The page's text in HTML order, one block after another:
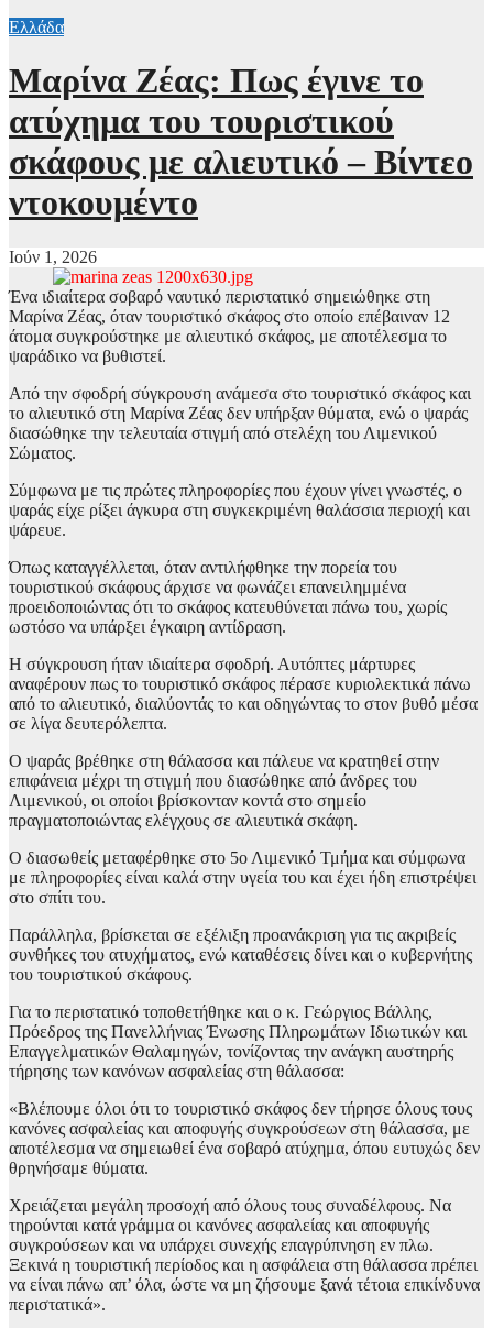
Ελλάδα
Μαρίνα Ζέας: Πως έγινε το
ατύχημα του τουριστικού
σκάφους με αλιευτικό – Βίντεο
ντοκουμέντο
Ιούν 1, 2026
Ένα ιδιαίτερα σοβαρό ναυτικό περιστατικό σημειώθηκε στη
Μαρίνα Ζέας, όταν τουριστικό σκάφος στο οποίο επέβαιναν 12
άτομα συγκρούστηκε με αλιευτικό σκάφος, με αποτέλεσμα το
ψαράδικο να βυθιστεί.
Από την σφοδρή σύγκρουση ανάμεσα στο τουριστικό σκάφος και
το αλιευτικό στη Μαρίνα Ζέας δεν υπήρξαν θύματα, ενώ ο ψαράς
διασώθηκε την τελευταία στιγμή από στελέχη του Λιμενικού
Σώματος.
Σύμφωνα με τις πρώτες πληροφορίες που έχουν γίνει γνωστές, ο
ψαράς είχε ρίξει άγκυρα στη συγκεκριμένη θαλάσσια περιοχή και
ψάρευε.
Όπως καταγγέλλεται, όταν αντιλήφθηκε την πορεία του
τουριστικού σκάφους άρχισε να φωνάζει επανειλημμένα
προειδοποιώντας ότι το σκάφος κατευθύνεται πάνω του, χωρίς
ωστόσο να υπάρξει έγκαιρη αντίδραση.
Η σύγκρουση ήταν ιδιαίτερα σφοδρή. Αυτόπτες μάρτυρες
αναφέρουν πως το τουριστικό σκάφος πέρασε κυριολεκτικά πάνω
από το αλιευτικό, διαλύοντάς το και οδηγώντας το στον βυθό μέσα
σε λίγα δευτερόλεπτα.
Ο ψαράς βρέθηκε στη θάλασσα και πάλευε να κρατηθεί στην
επιφάνεια μέχρι τη στιγμή που διασώθηκε από άνδρες του
Λιμενικού, οι οποίοι βρίσκονταν κοντά στο σημείο
πραγματοποιώντας ελέγχους σε αλιευτικά σκάφη.
Ο διασωθείς μεταφέρθηκε στο 5ο Λιμενικό Τμήμα και σύμφωνα
με πληροφορίες είναι καλά στην υγεία του και έχει ήδη επιστρέψει
στο σπίτι του.
Παράλληλα, βρίσκεται σε εξέλιξη προανάκριση για τις ακριβείς
συνθήκες του ατυχήματος, ενώ καταθέσεις δίνει και ο κυβερνήτης
του τουριστικού σκάφους.
Για το περιστατικό τοποθετήθηκε και ο κ. Γεώργιος Βάλλης,
Πρόεδρος της Πανελλήνιας Ένωσης Πληρωμάτων Ιδιωτικών και
Επαγγελματικών Θαλαμηγών, τονίζοντας την ανάγκη αυστηρής
τήρησης των κανόνων ασφαλείας στη θάλασσα:
«Βλέπουμε όλοι ότι το τουριστικό σκάφος δεν τήρησε όλους τους
κανόνες ασφαλείας και αποφυγής συγκρούσεων στη θάλασσα, με
αποτέλεσμα να σημειωθεί ένα σοβαρό ατύχημα, όπου ευτυχώς δεν
θρηνήσαμε θύματα.
Χρειάζεται μεγάλη προσοχή από όλους τους συναδέλφους. Να
τηρούνται κατά γράμμα οι κανόνες ασφαλείας και αποφυγής
συγκρούσεων και να υπάρχει συνεχής επαγρύπνηση εν πλω.
Ξεκινά η τουριστική περίοδος και η ασφάλεια στη θάλασσα πρέπει
να είναι πάνω απ’ όλα, ώστε να μη ζήσουμε ξανά τέτοια επικίνδυνα
περιστατικά».